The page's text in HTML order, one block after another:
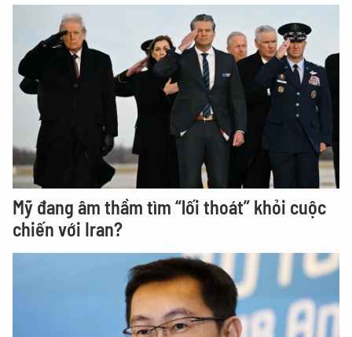
Mỹ đang âm thầm tìm “lối thoát” khỏi cuộc
chiến với Iran?